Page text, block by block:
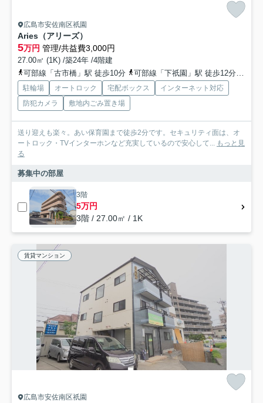
広島市安佐南区祇園
Aries（アリーズ）
5万円 管理/共益費3,000円
27.00㎡ (1K) /築24年 /4階建
可部線「古市橋」駅 徒歩10分
可部線「下祇園」駅 徒歩12分
駐輪場 オートロック 宅配ボックス
インターネット対応
防犯カメラ
敷地内ごみ置き場
送り迎えも楽々。あい保育園まで徒歩2分です。セキュリティ面は、オ
ートロック・TVインターホンなど充実しているので安心して... もっと見
る
募集中の部屋
3階
5万円
3階 / 27.00㎡ / 1K
賃貸マンション
広島市安佐南区祇園